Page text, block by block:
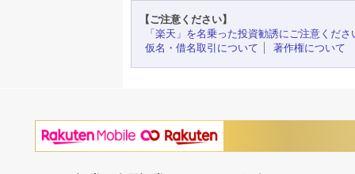
【ご注意ください】
「楽天」を名乗った投資勧誘にご注意くださ
仮名・借名取引について
著作権について